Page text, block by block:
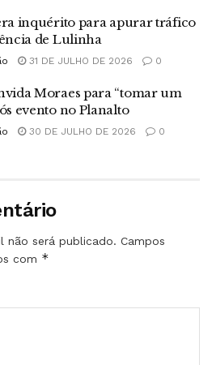
inquérito para apurar tráfico
de Lulinha
31 DE JULHO DE 2026 0
Moraes para “tomar um
evento no Planalto
30 DE JULHO DE 2026 0
não será publicado. Campos
com *